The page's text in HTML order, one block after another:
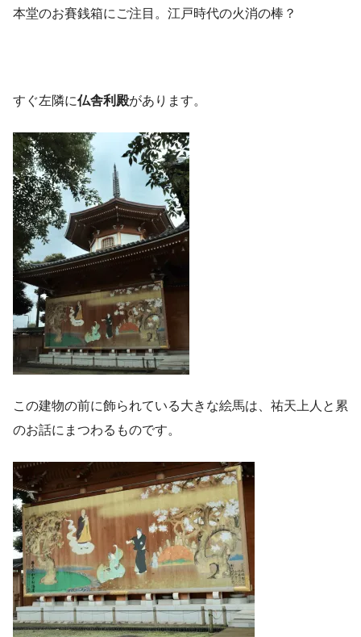
本堂のお賽銭箱にご注目。江戸時代の火消の棒？
すぐ左隣に仏舎利殿があります。
この建物の前に飾られている大きな絵馬は、祐天上人と累
のお話にまつわるものです。